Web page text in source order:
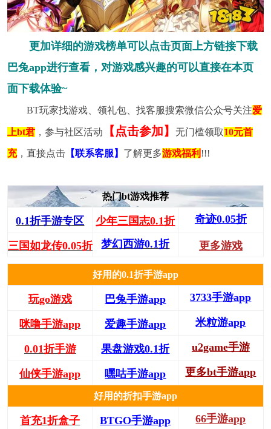
更加详细的游戏榜单可以点击页面上方链接下载
巴兔app进行查看，对游戏感兴趣的可以直接在本页
面下载体验~
BT玩家找游戏、领礼包、找客服搜索微信公众号关注爱
上bt君，参与社区活动 【点击参加】 无门槛领取10元首
充，直接点击【联系客服】 了解更多游戏福利 !!!
热门bt游戏推荐
0.1折手游专区 少年三国志0.1折 奇迹0.05折
三国如龙传0.05折 梦幻西游0.1折 更多游戏
好用的0.1折手游app
玩go游戏 巴兔手游app 3733手游app
咪噜手游app 爱趣手游app 米粒游app
0.01折手游 果盘游戏0.1折 u2game手游
仙侠手游app 嘿咕手游app 更多bt手游app
好用的折扣手游app
首充1折盒子 BTGO手游app 66手游app